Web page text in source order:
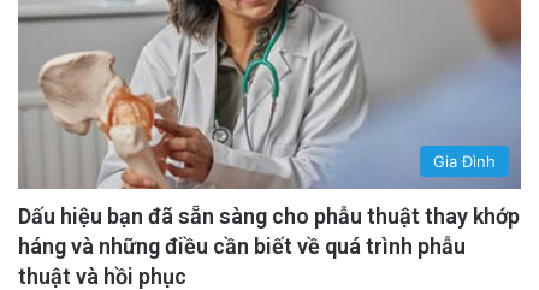
Gia Đình
Dấu hiệu bạn đã sẵn sàng cho phẫu thuật thay khớp
háng và những điều cần biết về quá trình phẫu
thuật và hồi phục